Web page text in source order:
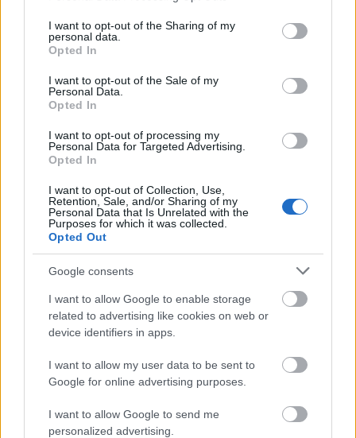
not limited to your visit or usage behaviour. You may click to
grant or deny consent to Google and its third-party tags to
use your data for below specified purposes in below Google
consent section.
I want to opt-out of the Sharing of my
personal data.
Opted In
I want to opt-out of the Sale of my
Personal Data.
Opted In
I want to opt-out of processing my
Personal Data for Targeted Advertising.
Opted In
I want to opt-out of Collection, Use,
Retention, Sale, and/or Sharing of my
Personal Data that Is Unrelated with the
Purposes for which it was collected.
Opted Out
Google consents
I want to allow Google to enable storage
related to advertising like cookies on web or
device identifiers in apps.
I want to allow my user data to be sent to
Google for online advertising purposes.
I want to allow Google to send me
personalized advertising.
Το Minecraft έρχεται στο Nintendo Switch 2 όπως δεν το
έχετε ξαναδεί
Εκατομμύρια οδηγοί «εγκαταλείπουν» το Google Maps
για αυτή την εφαρμογή: Δεν έχει διαφημίσεις και δεν
θέλει ίντερνετ